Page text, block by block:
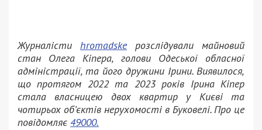
Журналісти hromadske розслідували майновий
стан Олега Кіпера, голови Одеської обласної
адміністрації, та його дружини Ірини. Виявилося,
що протягом 2022 та 2023 років Ірина Кіпер
стала власницею двох квартир у Києві та
чотирьох об’єктів нерухомості в Буковелі. Про це
повідомляє 49000.